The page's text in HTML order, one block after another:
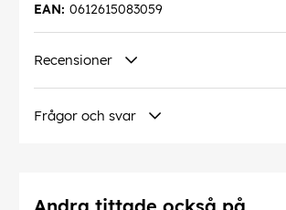
0612615083059
EAN:
Recensioner
Frågor och svar